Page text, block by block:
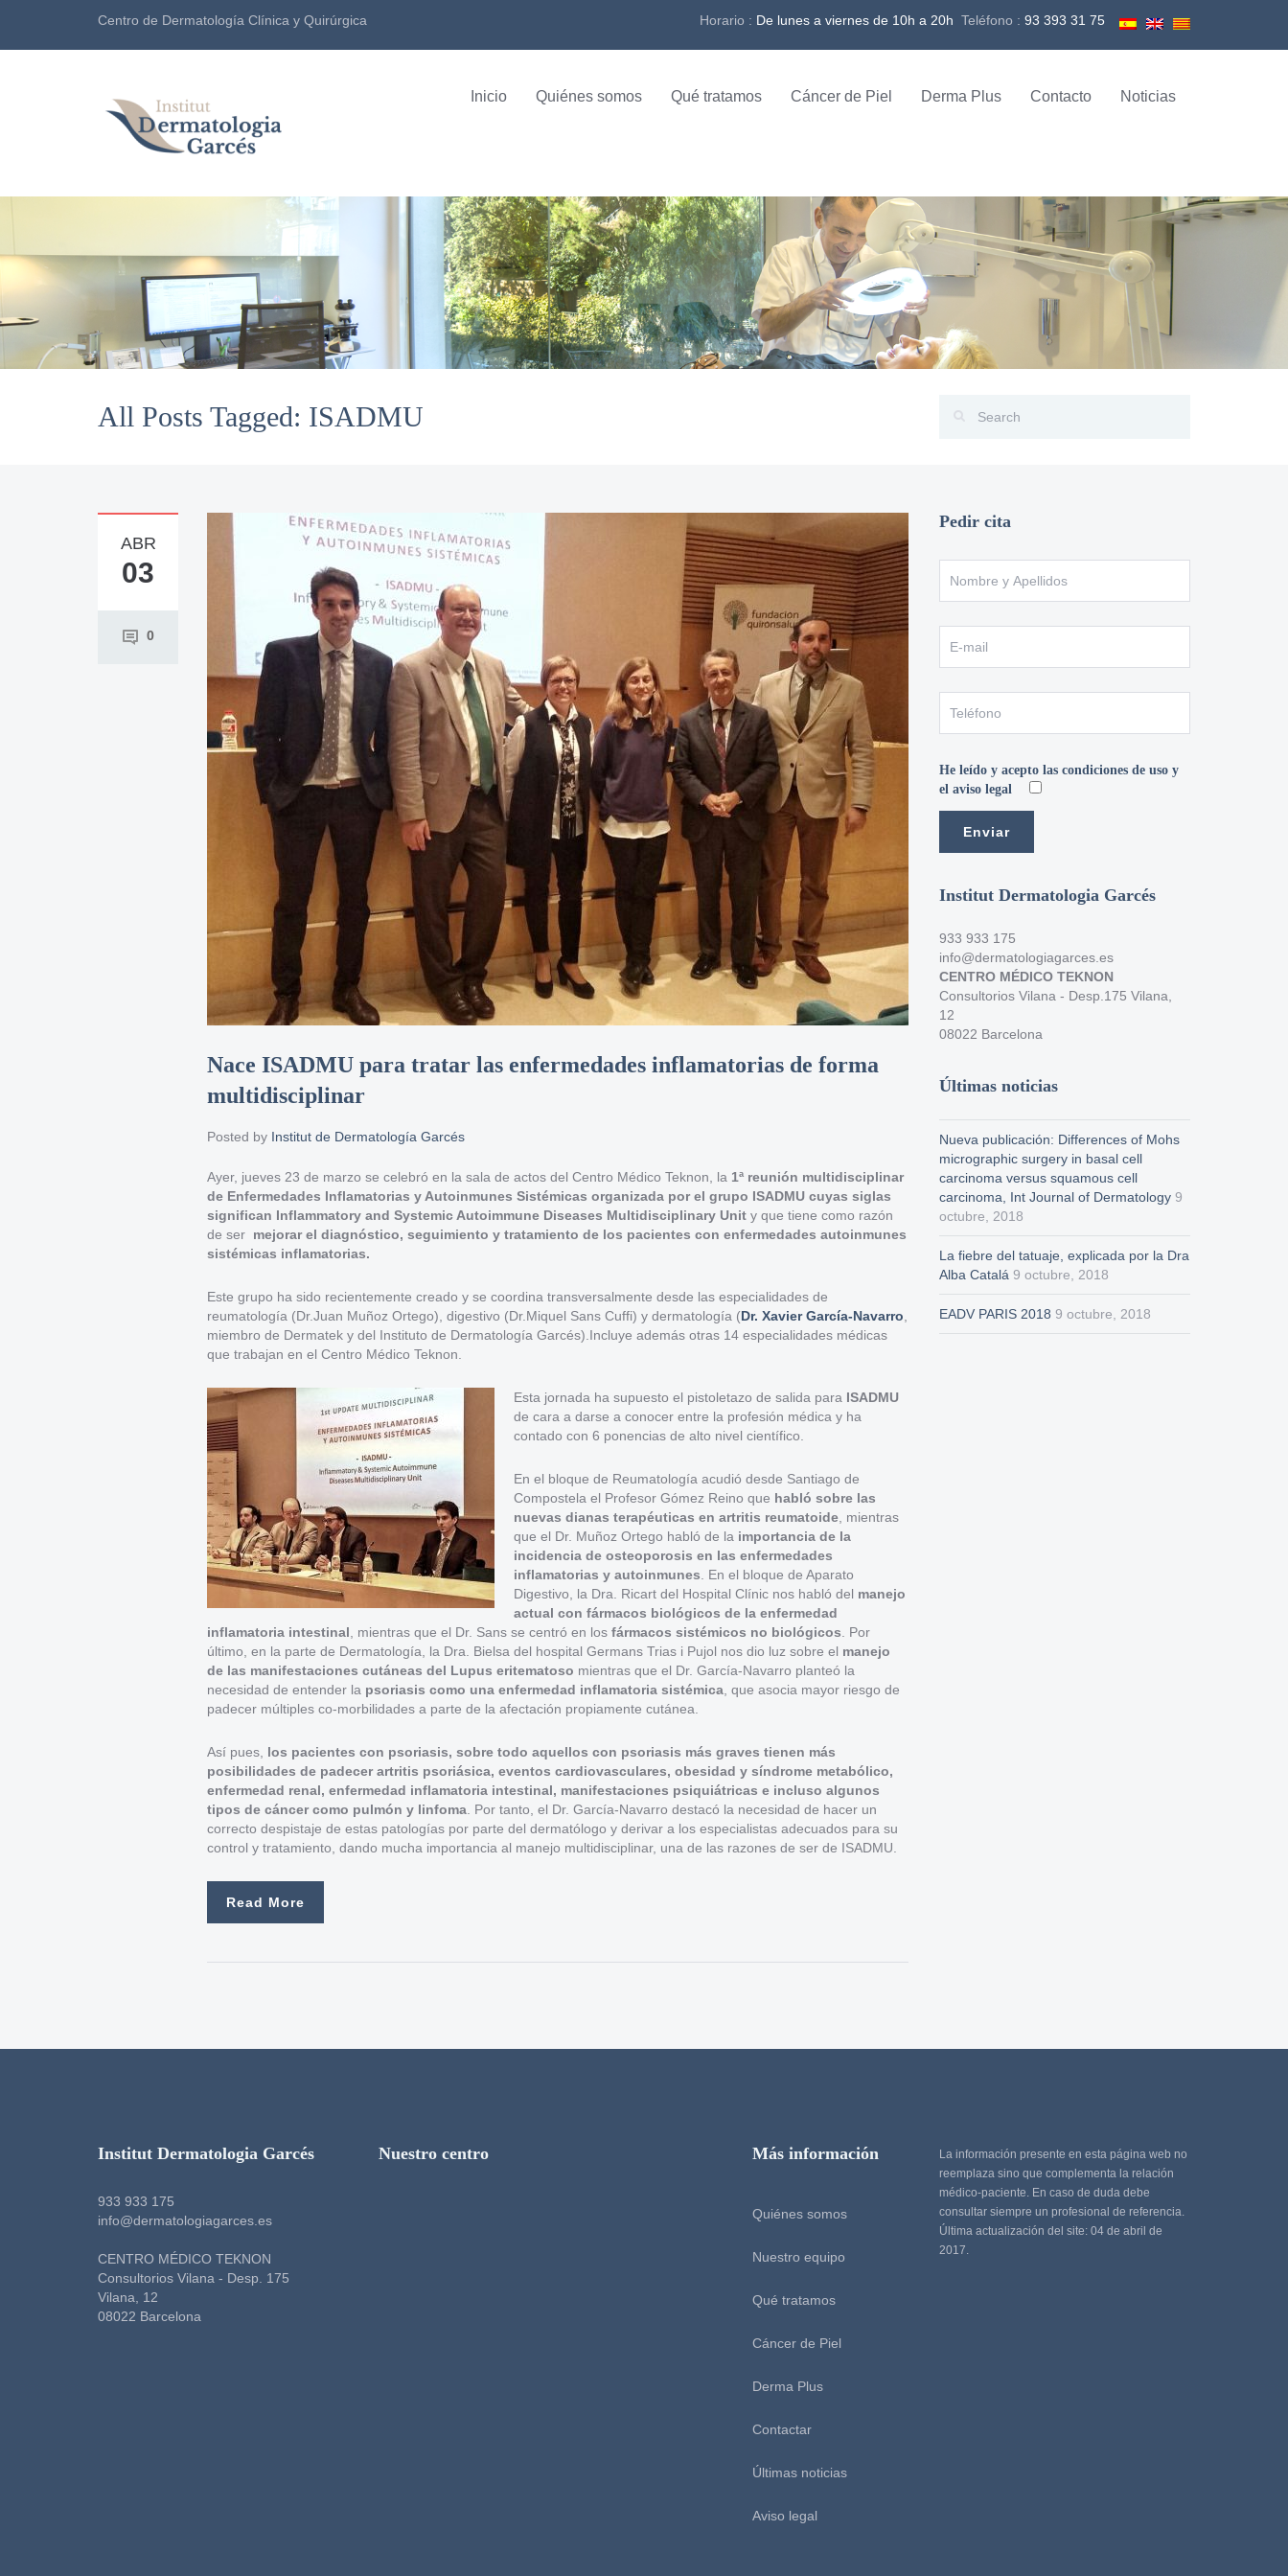
Centro de Dermatología Clínica y Quirúrgica Horario : De lunes a viernes de 10h a 20h Teléfono : 93 393 31 75
Inicio Quiénes somos Qué tratamos Cáncer de Piel Derma Plus Contacto Noticias
All Posts Tagged: ISADMU
ABR
03
0
Nace ISADMU para tratar las enfermedades inflamatorias de forma
multidisciplinar
Posted by Institut de Dermatología Garcés
Ayer, jueves 23 de marzo se celebró en la sala de actos del Centro Médico Teknon, la 1ª reunión multidisciplinar
de Enfermedades Inflamatorias y Autoinmunes Sistémicas organizada por el grupo ISADMU cuyas siglas
significan Inflammatory and Systemic Autoimmune Diseases Multidisciplinary Unit y que tiene como razón
de ser mejorar el diagnóstico, seguimiento y tratamiento de los pacientes con enfermedades autoinmunes
sistémicas inflamatorias.
Este grupo ha sido recientemente creado y se coordina transversalmente desde las especialidades de
reumatología (Dr.Juan Muñoz Ortego), digestivo (Dr.Miquel Sans Cuffi) y dermatología (Dr. Xavier García-Navarro
miembro de Dermatek y del Instituto de Dermatología Garcés).Incluye además otras 14 especialidades médicas
que trabajan en el Centro Médico Teknon.
Esta jornada ha supuesto el pistoletazo de salida para ISADMU
de cara a darse a conocer entre la profesión médica y ha
contado con 6 ponencias de alto nivel científico.
En el bloque de Reumatología acudió desde Santiago de
Compostela el Profesor Gómez Reino que habló sobre las
nuevas dianas terapéuticas en artritis reumatoide , mientras
que el Dr. Muñoz Ortego habló de la importancia de la
incidencia de osteoporosis en las enfermedades
inflamatorias y autoinmunes . En el bloque de Aparato
Digestivo, la Dra. Ricart del Hospital Clínic nos habló del manejo
actual con fármacos biológicos de la enfermedad
inflamatoria intestinal , mientras que el Dr. Sans se centró en los fármacos sistémicos no biológicos . Por
último, en la parte de Dermatología, la Dra. Bielsa del hospital Germans Trias i Pujol nos dio luz sobre el manejo
de las manifestaciones cutáneas del Lupus eritematoso mientras que el Dr. García-Navarro planteó la
necesidad de entender la psoriasis como una enfermedad inflamatoria sistémica , que asocia mayor riesgo de
padecer múltiples co-morbilidades a parte de la afectación propiamente cutánea.
Así pues, los pacientes con psoriasis, sobre todo aquellos con psoriasis más graves tienen más
posibilidades de padecer artritis psoriásica, eventos cardiovasculares, obesidad y síndrome metabólico,
enfermedad renal, enfermedad inflamatoria intestinal, manifestaciones psiquiátricas e incluso algunos
tipos de cáncer como pulmón y linfoma . Por tanto, el Dr. García-Navarro destacó la necesidad de hacer un
correcto despistaje de estas patologías por parte del dermatólogo y derivar a los especialistas adecuados para su
control y tratamiento, dando mucha importancia al manejo multidisciplinar, una de las razones de ser de ISADMU.
Read More
Pedir cita
He leído y acepto las condiciones de uso y
el aviso legal
Institut Dermatologia Garcés
933 933 175
info@dermatologiagarces.es
CENTRO MÉDICO TEKNON
Consultorios Vilana - Desp.175 Vilana,
12
08022 Barcelona
Últimas noticias
Nueva publicación: Differences of Mohs
micrographic surgery in basal cell
carcinoma versus squamous cell
carcinoma, Int Journal of Dermatology 9
octubre, 2018
La fiebre del tatuaje, explicada por la Dra
Alba Catalá 9 octubre, 2018
EADV PARIS 2018 9 octubre, 2018
Institut Dermatologia Garcés
933 933 175
info@dermatologiagarces.es
CENTRO MÉDICO TEKNON
Consultorios Vilana - Desp. 175
Vilana, 12
08022 Barcelona
Nuestro centro Más información
Quiénes somos
Nuestro equipo
Qué tratamos
Cáncer de Piel
Derma Plus
Contactar
Últimas noticias
Aviso legal
La información presente en esta página web no
reemplaza sino que complementa la relación
médico-paciente. En caso de duda debe
consultar siempre un profesional de referencia.
Última actualización del site: 04 de abril de
2017.